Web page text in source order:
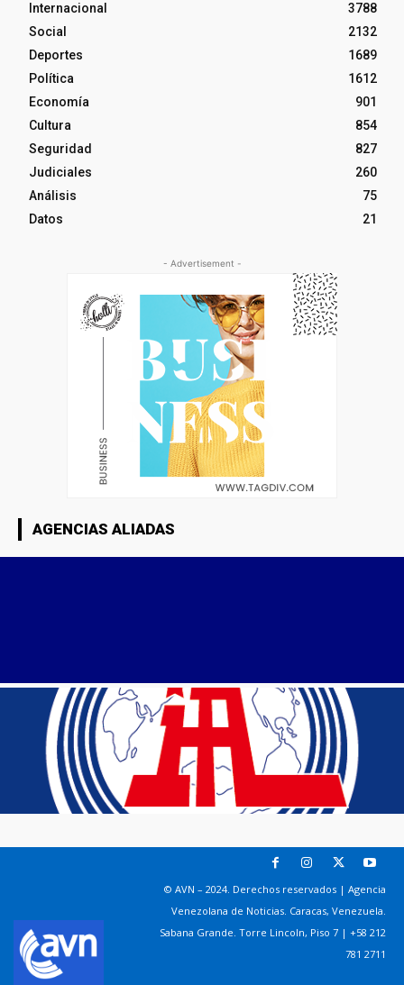
Internacional
3788
Social
2132
Deportes
1689
Política
1612
Economía
901
Cultura
854
Seguridad
827
Judiciales
260
Análisis
75
Datos
21
- Advertisement -
AGENCIAS ALIADAS
© AVN – 2024. Derechos reservados | Agencia
Venezolana de Noticias. Caracas, Venezuela.
Sabana Grande. Torre Lincoln, Piso 7 | +58 212
781 2711